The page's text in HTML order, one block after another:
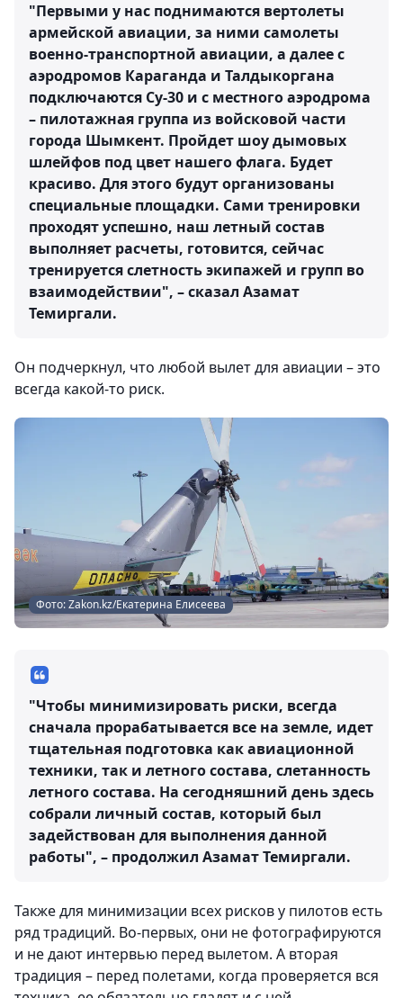
"Первыми у нас поднимаются вертолеты
армейской авиации, за ними самолеты
военно-транспортной авиации, а далее с
аэродромов Караганда и Талдыкоргана
подключаются Су-30 и с местного аэродрома
– пилотажная группа из войсковой части
города Шымкент. Пройдет шоу дымовых
шлейфов под цвет нашего флага. Будет
красиво. Для этого будут организованы
специальные площадки. Сами тренировки
проходят успешно, наш летный состав
выполняет расчеты, готовится, сейчас
тренируется слетность экипажей и групп во
взаимодействии", – сказал Азамат
Темиргали.
Он подчеркнул, что любой вылет для авиации – это
всегда какой-то риск.
Фото: Zakon.kz/Екатерина Елисеева
"Чтобы минимизировать риски, всегда
сначала прорабатывается все на земле, идет
тщательная подготовка как авиационной
техники, так и летного состава, слетанность
летного состава. На сегодняшний день здесь
собрали личный состав, который был
задействован для выполнения данной
работы", – продолжил Азамат Темиргали.
Также для минимизации всех рисков у пилотов есть
ряд традиций. Во-первых, они не фотографируются
и не дают интервью перед вылетом. А вторая
традиция – перед полетами, когда проверяется вся